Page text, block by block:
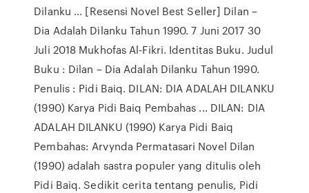
Dilanku ... [Resensi Novel Best Seller] Dilan –
Dia Adalah Dilanku Tahun 1990. 7 Juni 2017 30
Juli 2018 Mukhofas Al-Fikri. Identitas Buku. Judul
Buku : Dilan – Dia Adalah Dilanku Tahun 1990.
Penulis : Pidi Baiq. DILAN: DIA ADALAH DILANKU
(1990) Karya Pidi Baiq Pembahas ... DILAN: DIA
ADALAH DILANKU (1990) Karya Pidi Baiq
Pembahas: Arvynda Permatasari Novel Dilan
(1990) adalah sastra populer yang ditulis oleh
Pidi Baiq. Sedikit cerita tentang penulis, Pidi